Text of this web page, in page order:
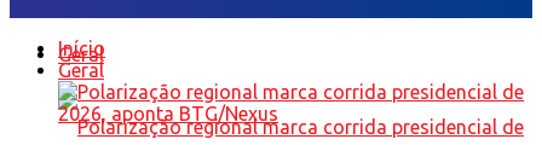
Geral
Início
Geral